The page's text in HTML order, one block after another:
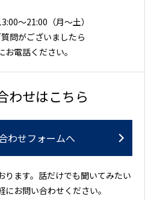
～21:00（月〜土）
問がございましたら
お電話ください。
わせはこちら
わせフォームへ
ります。話だけでも聞いてみたい
にお問い合わせください。